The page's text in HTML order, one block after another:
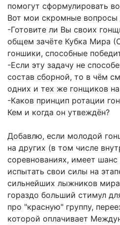
помогут сформулировать
Вот мои скромные вопросы
-Готовите ли Вы своих
общем зачёте Кубка Мира
гоншики, способные
-Если эту задачу не
состав сборной, то в чём
одних и тех же гонщиков
-Каков принцип ротации
Кем и когда он утвеждён?
Добавлю, если молодой
на других (в том числе
соревнованиях, имеет
испытать свои силы на
сильнейших лыжников
гораздо больший стимул
про "красную" группу,
которой оплачивает